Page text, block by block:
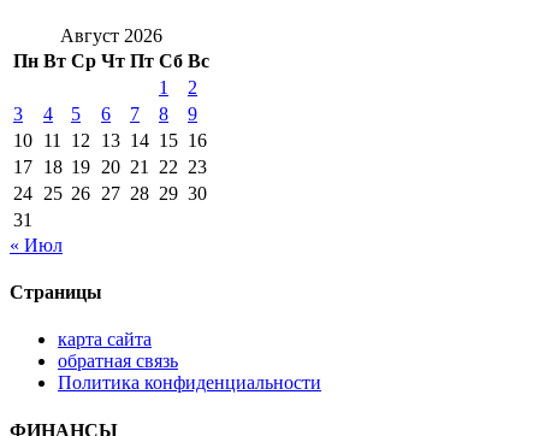
Август 2026
Пн Вт Ср Чт Пт Сб Вс
1
2
3
4 5 6 7 8
9
10 11 12 13 14 15 16
17 18 19 20 21 22 23
24 25 26 27 28 29 30
31
« Июл
Страницы
карта сайта
обратная связь
Политика конфиденциальности
ФИНАНСЫ